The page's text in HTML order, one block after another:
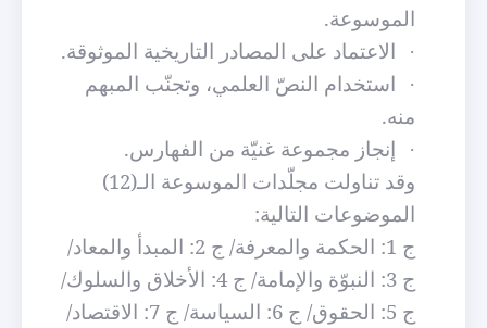
الموسوعة.
· الاعتماد على المصادر التاريخية الموثوقة.
·
استخدام النصّ العلمي، وتجنّب المبهم
منه.
·
إنجاز مجموعة غنيّة من الفهارس.
وقد تناولت مجلّدات الموسوعة الـ(12)
الموضوعات التالية:
ج 1: الحكمة والمعرفة/ ج 2: المبدأ والمعاد/
ج 3: النبوّة والإمامة/ ج 4: الأخلاق والسلوك/
ج 5: الحقوق/ ج 6: السياسة/ ج 7: الاقتصاد/